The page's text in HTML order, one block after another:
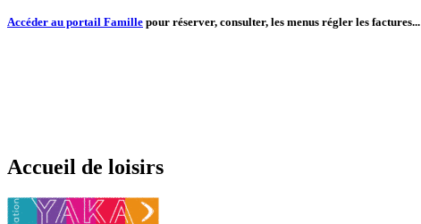
Accéder au portail Famille pour réserver, consulter, les menus régler les factures...
Accueil de loisirs